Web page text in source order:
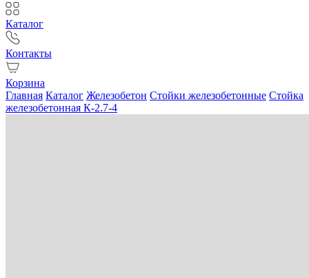
Каталог
Контакты
Корзина
Главная Каталог Железобетон Стойки железобетонные Стойка
железобетонная К-2.7-4